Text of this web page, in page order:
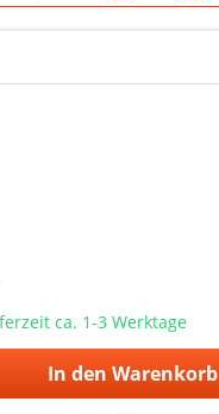
ca. 1-3 Werktage
In den Warenkorb